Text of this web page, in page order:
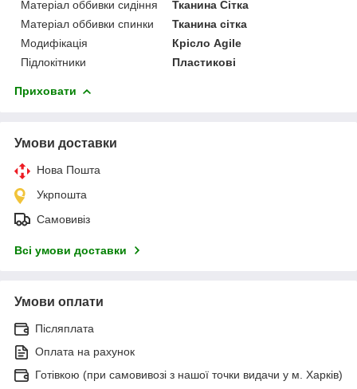
Матеріал оббивки сидіння
Тканина Сітка
Матеріал оббивки спинки
Тканина сітка
Модифікація
Крісло Agile
Підлокітники
Пластикові
Приховати
Умови доставки
Нова Пошта
Укрпошта
Самовивіз
Всі умови доставки
Умови оплати
Післяплата
Оплата на рахунок
Готівкою (при самовивозі з нашої точки видачи у м. Харків)